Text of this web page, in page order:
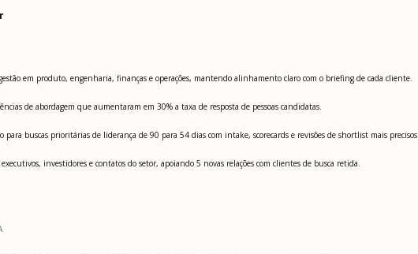
em produto, engenharia, finanças e operações, mantendo alinhamento claro com o briefing de cada cliente.
de abordagem que aumentaram em 30% a taxa de resposta de pessoas candidatas.
buscas prioritárias de liderança de 90 para 54 dias com intake, scorecards e revisões de shortlist mais precisos.
investidores e contatos do setor, apoiando 5 novas relações com clientes de busca retida.